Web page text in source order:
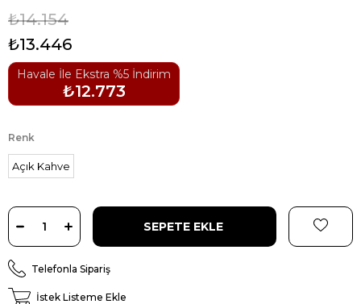
₺14.154
₺13.446
Havale İle Ekstra %5 İndirim
₺12.773
Renk
Açık Kahve
Telefonla Sipariş
İstek Listeme Ekle